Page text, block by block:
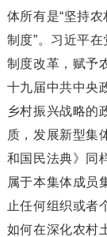
体所有是“坚持农
制度”。 习近平在
制度改革，赋予
十九届中共中央
乡村振兴战略的
质，发展新型集
和国民法典》同
属于本集体成员
止任何组织或者
如何在深化农村